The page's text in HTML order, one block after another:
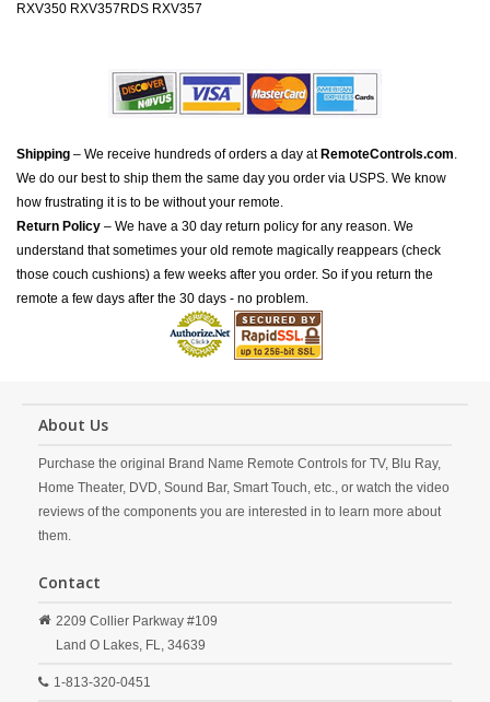
RXV350 RXV357RDS RXV357
Shipping – We receive hundreds of orders a day at RemoteControls.com.
We do our best to ship them the same day you order via USPS. We know
how frustrating it is to be without your remote.
Return Policy – We have a 30 day return policy for any reason. We
understand that sometimes your old remote magically reappears (check
those couch cushions) a few weeks after you order. So if you return the
remote a few days after the 30 days - no problem.
About Us
Purchase the original Brand Name Remote Controls for TV, Blu Ray,
Home Theater, DVD, Sound Bar, Smart Touch, etc., or watch the video
reviews of the components you are interested in to learn more about
them.
Contact
2209 Collier Parkway #109
Land O Lakes, FL, 34639
1-813-320-0451